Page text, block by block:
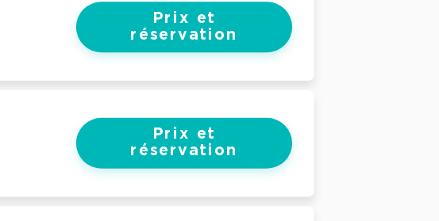
Prix et
réservation
Prix et
réservation